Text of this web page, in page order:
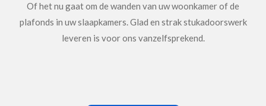
Of het nu gaat om de wanden van uw woonkamer of de
plafonds in uw slaapkamers. Glad en strak stukadoorswerk
leveren is voor ons vanzelfsprekend.